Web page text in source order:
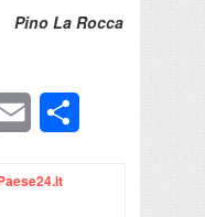
Pino La Rocca
Email